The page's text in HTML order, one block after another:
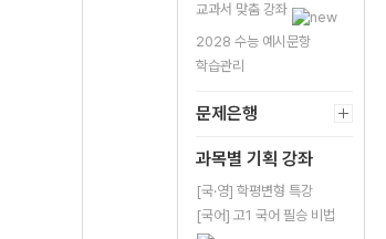
교과서 맞춤 강좌
2028 수능 예시문항
학습관리
문제은행
과목별 기획 강좌
[국·영] 학평변형 특강
[국어] 고1 국어 필승 비법